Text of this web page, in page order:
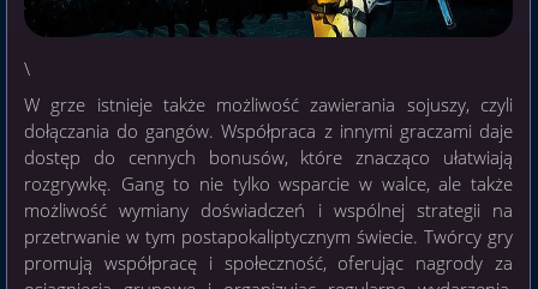
\
W grze istnieje także możliwość zawierania sojuszy, czyli
dołączania do gangów. Współpraca z innymi graczami daje
dostęp do cennych bonusów, które znacząco ułatwiają
rozgrywkę. Gang to nie tylko wsparcie w walce, ale także
możliwość wymiany doświadczeń i wspólnej strategii na
przetrwanie w tym postapokaliptycznym świecie. Twórcy gry
promują współpracę i społeczność, oferując nagrody za